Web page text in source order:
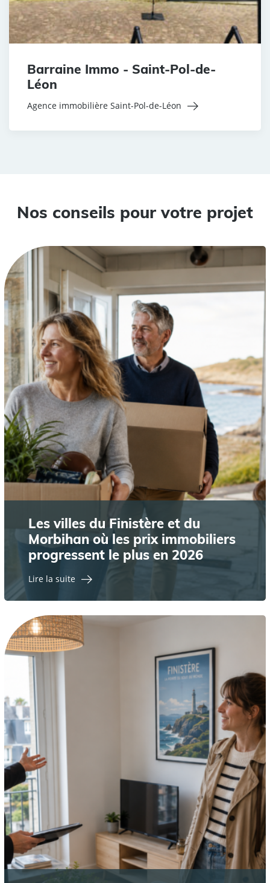
Barraine Immo - Saint-Pol-de-
Léon
Agence immobilière Saint-Pol-de-Léon
Nos conseils pour votre projet
Les villes du Finistère et du
Morbihan où les prix immobiliers
progressent le plus en 2026
Lire la suite